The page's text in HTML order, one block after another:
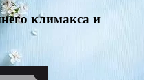
климакса и